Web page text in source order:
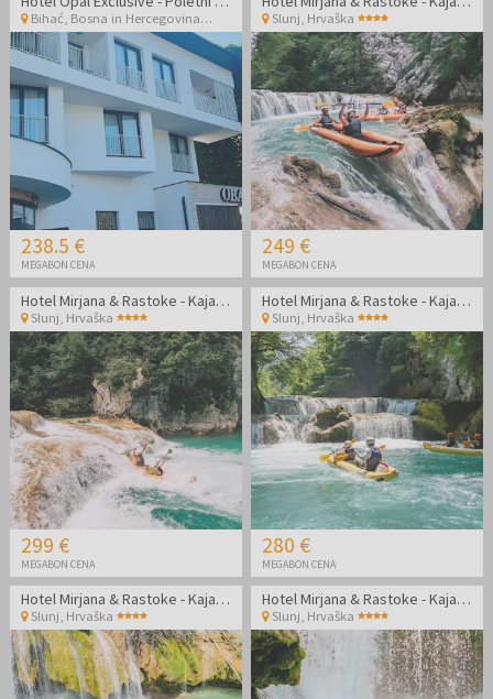
Bihać Bosna in Hercegovina
238.5 €
MEGABON CENA
Slunj Hrvaška
249 €
MEGABON CENA
Hotel Mirjana & Rastoke - Kajakaštvo po čudoviti reki Mrežnici
Slunj Hrvaška
299 €
MEGABON CENA
Hotel Mirjana & Rastoke - Kajakaštvo po čudoviti reki Mrežnici
Slunj Hrvaška
280 €
MEGABON CENA
Hotel Mirjana & Rastoke - Kajakaštvo po čudoviti reki Mrežnici
Slunj, Hrvaška
Hotel Mirjana & Rastoke - Kajakaštvo po čudoviti reki Mrežnici
Slunj, Hrvaška